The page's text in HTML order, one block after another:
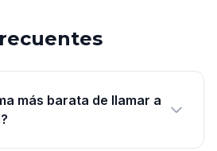
más barata de llamar a